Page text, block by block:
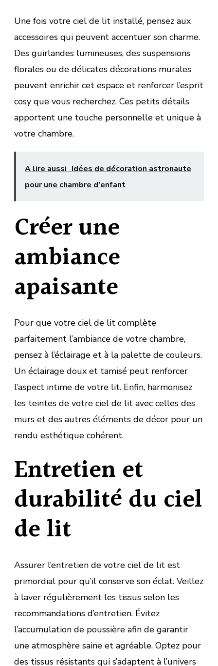
Une fois votre ciel de lit installé, pensez aux
accessoires qui peuvent accentuer son charme.
Des guirlandes lumineuses, des suspensions
florales ou de délicates décorations murales
peuvent enrichir cet espace et renforcer l’esprit
cosy que vous recherchez. Ces petits détails
apportent une touche personnelle et unique à
votre chambre.
A lire aussi Idées de décoration astronaute
pour une chambre d'enfant
Créer une
ambiance
apaisante
Pour que votre ciel de lit complète
parfaitement l’ambiance de votre chambre,
pensez à l’éclairage et à la palette de couleurs.
Un éclairage doux et tamisé peut renforcer
l’aspect intime de votre lit. Enfin, harmonisez
les teintes de votre ciel de lit avec celles des
murs et des autres éléments de décor pour un
rendu esthétique cohérent.
Entretien et
durabilité du ciel
de lit
Assurer l’entretien de votre ciel de lit est
primordial pour qu’il conserve son éclat. Veillez
à laver régulièrement les tissus selon les
recommandations d’entretien. Évitez
l’accumulation de poussière afin de garantir
une atmosphère saine et agréable. Optez pour
des tissus résistants qui s’adaptent à l’univers